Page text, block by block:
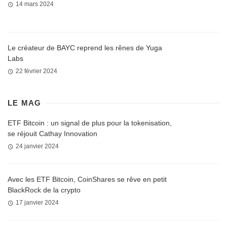
14 mars 2024
Le créateur de BAYC reprend les rênes de Yuga
Labs
22 février 2024
LE MAG
ETF Bitcoin : un signal de plus pour la tokenisation,
se réjouit Cathay Innovation
24 janvier 2024
Avec les ETF Bitcoin, CoinShares se rêve en petit
BlackRock de la crypto
17 janvier 2024